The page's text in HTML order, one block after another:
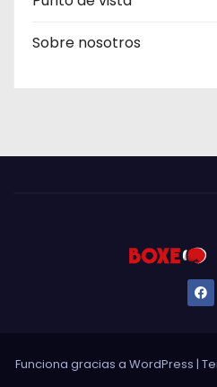
Sobre nosotros
Funciona gracias a WordPress |